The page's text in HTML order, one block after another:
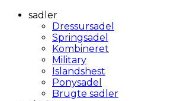
sadler
Dressursadel
Springsadel
Kombineret
Military
Islandshest
Ponysadel
Brugte sadler